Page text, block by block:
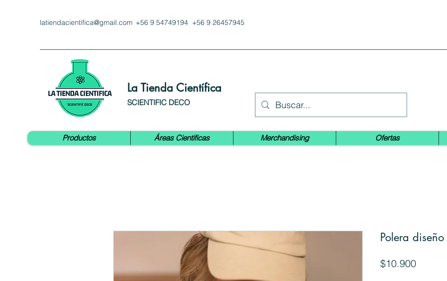
latiendacientifica@gmail.com +56 9 54749194 +56 9 26457945
La Tienda Científica
SCIENTIFIC DECO
Productos Áreas Cientificas Merchandising Ofertas
Polera diseño
$10.900Precio